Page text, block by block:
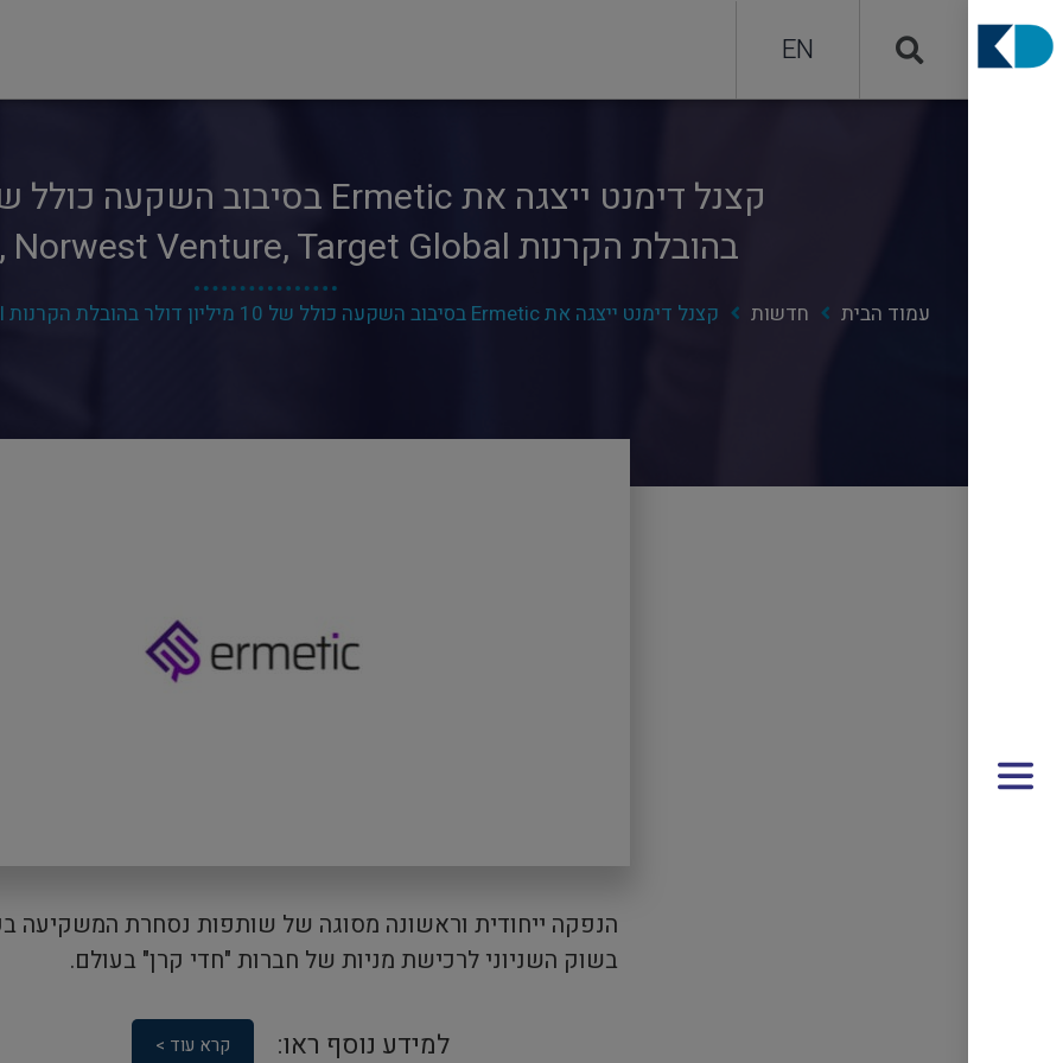
EN
פתח תפריט
בהובלת הקרנות Glilot Capital, Norwest Venture, Target Global
עמוד הבית חדשות קצנל דימנט ייצגה את Ermetic בסיבוב השקעה כולל של 10 מיליון דולר בהובלת הקרנות Glilot Capital, Norwest Venture, Target Global
הנפקה ייחודית וראשונה מסוגה של שותפות נסחרת המשקיעה
בשוק השניוני לרכישת מניות של חברות "חדי קרן" בעולם.
למידע נוסף ראו: קרא עוד >